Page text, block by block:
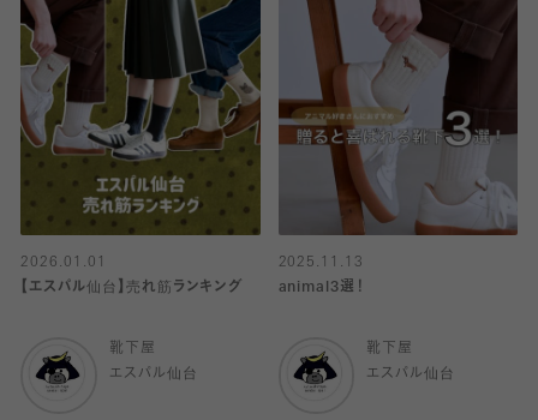
2026.01.01
【エスパル仙台】売れ筋ランキング
靴下屋
エスパル仙台
2025.11.13
animal3選！
靴下屋
エスパル仙台